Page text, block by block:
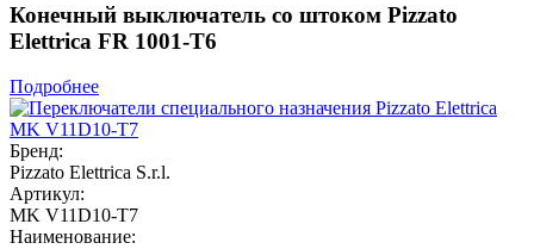
Конечный выключатель со штоком Pizzato
Elettrica FR 1001-T6
Подробнее
Бренд:
Pizzato Elettrica S.r.l.
Артикул:
MK V11D10-T7
Наименование: